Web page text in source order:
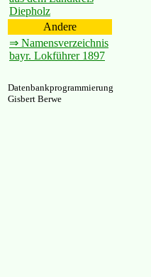
Diepholz
Andere
⇒ Namensverzeichnis
bayr. Lokführer 1897
Datenbankprogrammierung
Gisbert Berwe